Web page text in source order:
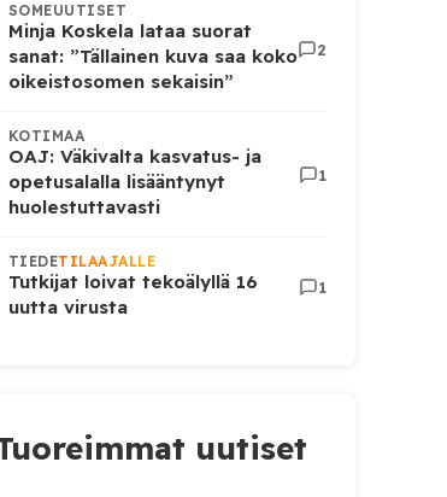
SOMEUUTISET
Minja Koskela lataa suorat
sanat: ”Tällainen kuva saa koko
oikeistosomen sekaisin”
2
KOTIMAA
OAJ: Väkivalta kasvatus- ja
opetusalalla lisääntynyt
huolestuttavasti
1
TIEDETILAAJALLE
Tutkijat loivat tekoälyllä 16
uutta virusta
1
uutiset